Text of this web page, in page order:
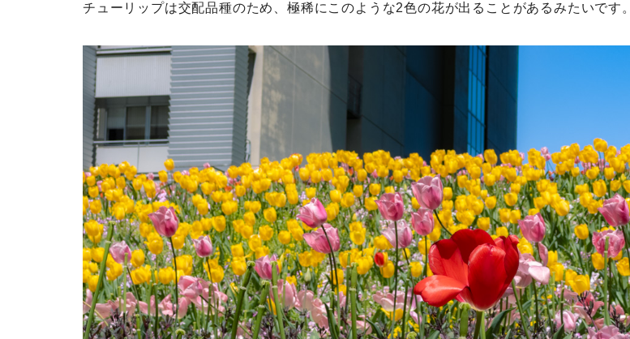
チューリップは交配品種のため、極稀にこのような2色の花が出ることがあるみたいです。